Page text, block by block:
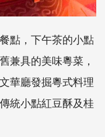
點，下午茶的小點
兼具的美味粵菜，
華廳發掘粵式料理
統小點紅豆酥及桂